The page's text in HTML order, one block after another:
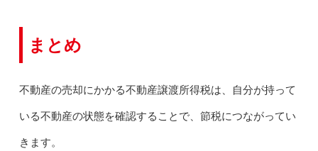
まとめ
不動産の売却にかかる不動産譲渡所得税は、自分が持って
いる不動産の状態を確認することで、節税につながってい
きます。